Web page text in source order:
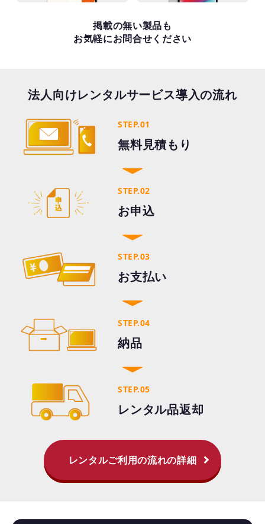
掲載の無い製品も
お気軽にお問合せください
法人向けレンタルサービス導入の流れ
STEP.01
無料見積もり
STEP.02
お申込
STEP.03
お支払い
STEP.04
納品
STEP.05
レンタル品返却
レンタルご利用の流れの詳細